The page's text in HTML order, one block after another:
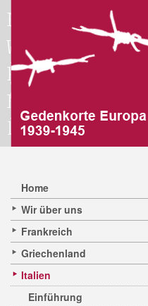
Home
Wir über uns
Frankreich
Griechenland
Italien
Einführung